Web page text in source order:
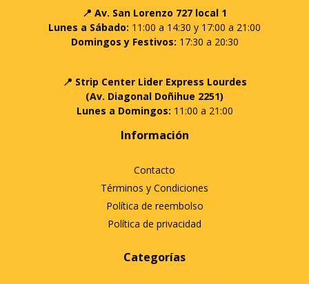
📍 Av. San Lorenzo 727 local 1
Lunes a Sábado: 11:00 a 14:30 y 17:00 a 21:00
Domingos y Festivos: 17:30 a 20:30
📍 Strip Center Lider Express Lourdes
(Av. Diagonal Doñihue 2251)
Lunes a Domingos: 11:00 a 21:00
Información
Contacto
Términos y Condiciones
Política de reembolso
Política de privacidad
Categorías